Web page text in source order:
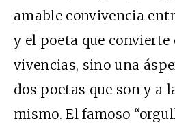
amable convivencia
y el poeta que
vivencias, sino una
dos poetas que son y a
mismo. El famoso